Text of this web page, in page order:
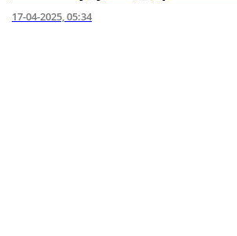
17-04-2025, 05:34